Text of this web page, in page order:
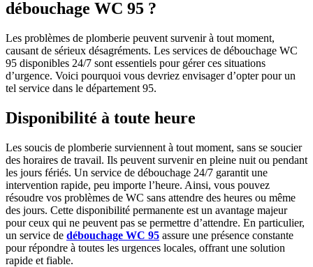
débouchage WC 95 ?
Les problèmes de plomberie peuvent survenir à tout moment,
causant de sérieux désagréments. Les services de débouchage WC
95 disponibles 24/7 sont essentiels pour gérer ces situations
d’urgence. Voici pourquoi vous devriez envisager d’opter pour un
tel service dans le département 95.
Disponibilité à toute heure
Les soucis de plomberie surviennent à tout moment, sans se soucier
des horaires de travail. Ils peuvent survenir en pleine nuit ou pendant
les jours fériés. Un service de débouchage 24/7 garantit une
intervention rapide, peu importe l’heure. Ainsi, vous pouvez
résoudre vos problèmes de WC sans attendre des heures ou même
des jours. Cette disponibilité permanente est un avantage majeur
pour ceux qui ne peuvent pas se permettre d’attendre. En particulier,
un service de débouchage WC 95 assure une présence constante
pour répondre à toutes les urgences locales, offrant une solution
rapide et fiable.